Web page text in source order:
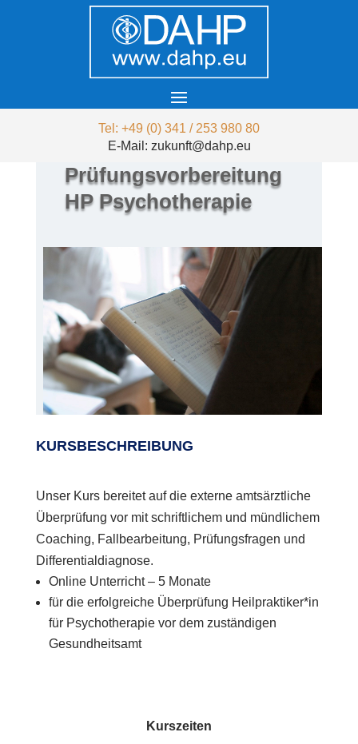
Tel: +49 (0) 341 / 253 980 80
E-Mail: zukunft@dahp.eu
Prüfungsvorbereitung
HP Psychotherapie
KURSBESCHREIBUNG
Unser Kurs bereitet auf die externe amtsärztliche
Überprüfung vor mit schriftlichem und mündlichem
Coaching, Fallbearbeitung, Prüfungsfragen und
Differentialdiagnose.
Online Unterricht – 5 Monate
für die erfolgreiche Überprüfung Heilpraktiker*in
für Psychotherapie vor dem zuständigen
Gesundheitsamt
Kurszeiten